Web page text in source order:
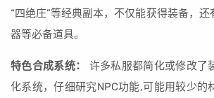
“四绝庄”等经典副本，不仅能获得装备，
器等必备道具。
特色合成系统：
许多私服都简化或修改了
化系统，仔细研究NPC功能,可能用较少的